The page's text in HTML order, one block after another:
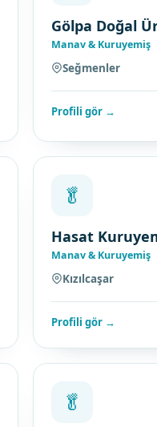
Gölpa Doğal
Manav & Kuruyemiş
Seğmenler
Profili gör →
🥬
Hasat
Manav & Kuruyemiş
Kızılcaşar
Profili gör →
🥬